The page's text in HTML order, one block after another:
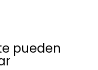
pueden